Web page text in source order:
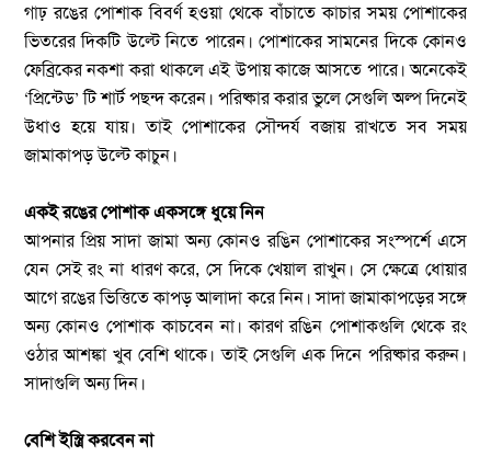
গাঢ় রঙের পোশাক বিবর্ণ হওয়া থেকে বাঁচাতে কাচার সময় পোশাকের
ভিতরের দিকটি উল্টে নিতে পারেন। পোশাকের সামনের দিকে কোনও
ফেব্রিকের নকশা করা থাকলে এই উপায় কাজে আসতে পারে। অনেকেই
‘প্রিন্টেড’ টি শার্ট পছন্দ করেন। পরিষ্কার করার ভুলে সেগুলি অল্প দিনেই
উধাও হয়ে যায়। তাই পোশাকের সৌন্দর্য বজায় রাখতে সব সময়
জামাকাপড় উল্টে কাচুন।
একই রঙের পোশাক একসঙ্গে ধুয়ে নিন
আপনার প্রিয় সাদা জামা অন্য কোনও রঙিন পোশাকের সংস্পর্শে এসে
যেন সেই রং না ধারণ করে, সে দিকে খেয়াল রাখুন। সে ক্ষেত্রে ধোয়ার
আগে রঙের ভিত্তিতে কাপড় আলাদা করে নিন। সাদা জামাকাপড়ের সঙ্গে
অন্য কোনও পোশাক কাচবেন না। কারণ রঙিন পোশাকগুলি থেকে রং
ওঠার আশঙ্কা খুব বেশি থাকে। তাই সেগুলি এক দিনে পরিষ্কার করুন।
সাদাগুলি অন্য দিন।
বেশি ইস্ত্রি করবেন না